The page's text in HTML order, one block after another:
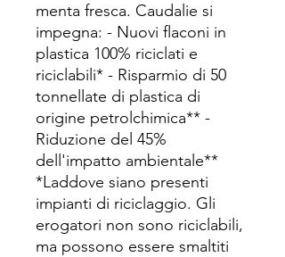
menta fresca. Caudalie si
impegna: - Nuovi flaconi in
plastica 100% riciclati e
riciclabili* - Risparmio di 50
tonnellate di plastica di
origine petrolchimica** -
Riduzione del 45%
dell'impatto ambientale**
*Laddove siano presenti
impianti di riciclaggio. Gli
erogatori non sono riciclabili,
ma possono essere smaltiti